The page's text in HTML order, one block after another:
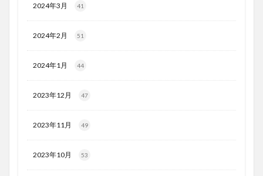
2024年3月 41
2024年2月 51
2024年1月 44
2023年12月 47
2023年11月 49
2023年10月 53